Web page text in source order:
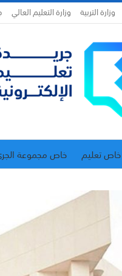
وزارة التربية وزارة التعليم العالي
خاص تعليم خاص مجموعة